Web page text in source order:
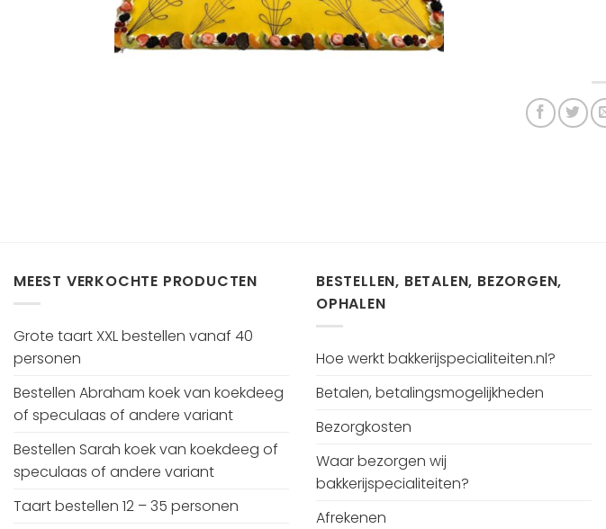
MEEST VERKOCHTE PRODUCTEN
Grote taart XXL bestellen vanaf 40
personen
Bestellen Abraham koek van koekdeeg
of speculaas of andere variant
Bestellen Sarah koek van koekdeeg of
speculaas of andere variant
Taart bestellen 12 – 35 personen
BESTELLEN, BETALEN, BEZORGEN,
OPHALEN
Hoe werkt bakkerijspecialiteiten.nl?
Betalen, betalingsmogelijkheden
Bezorgkosten
Waar bezorgen wij
bakkerijspecialiteiten?
Afrekenen